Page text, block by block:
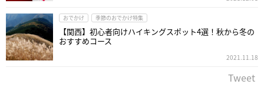
おでかけ 季節のおでかけ特集
【関西】初心者向けハイキングスポット4選！秋から冬の
おすすめコース
2021.11.18
Tweet